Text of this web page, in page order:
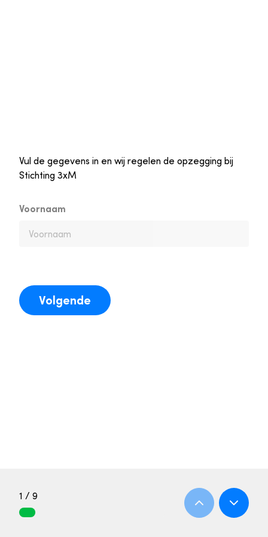
Vul de gegevens in en wij regelen de opzegging bij
Stichting 3xM
Voornaam
Volgende
1 / 9